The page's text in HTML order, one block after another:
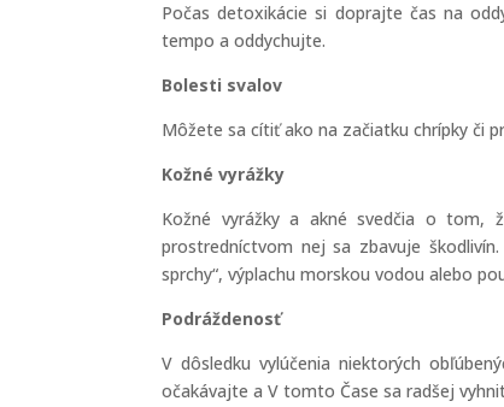
Počas detoxikácie si doprajte čas na
tempo a oddychujte.
Bolesti svalov
Môžete sa cítiť ako na začiatku chrípky či
Kožné vyrážky
Kožné vyrážky a akné svedčia o tom,
prostredníctvom nej sa zbavuje
sprchy“, výplachu morskou vodou alebo
Podráždenosť
V dôsledku vylúčenia niektorých
očakávajte a V tomto Čase sa radšej